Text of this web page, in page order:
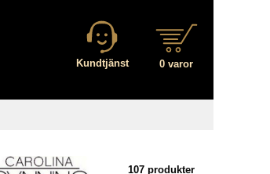
0 varor
Kundtjänst
107 produkter